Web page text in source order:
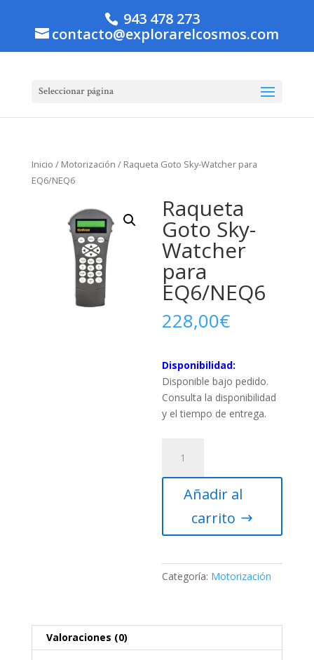
943 478 273
contacto@explorarelcosmos.com
Seleccionar página
Inicio / Motorización / Raqueta Goto Sky-Watcher para
EQ6/NEQ6
Raqueta
Goto Sky-
Watcher
para
EQ6/NEQ6
228,00€
Disponibilidad:
Disponible bajo pedido.
Consulta la disponibilidad
y el tiempo de entrega.
Goto
Sky-
Watcher
EQ6/NEQ6
Añadir al
carrito
Categoría: Motorización
Valoraciones (0)